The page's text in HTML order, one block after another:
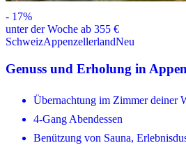
- 17%
unter der Woche ab 355 €
SchweizAppenzellerlandNeu
Genuss und Erholung in
Übernachtung im Zimmer deiner
4-Gang Abendessen
Benützung von Sauna,